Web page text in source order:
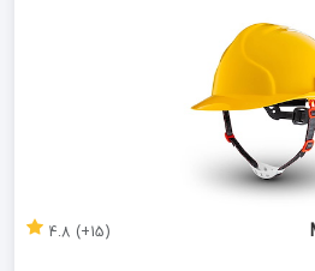
(15+) 4.8